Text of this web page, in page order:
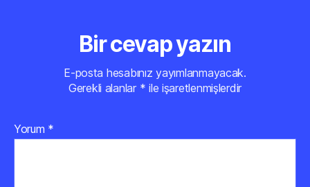
Bir cevap yazın
E-posta hesabınız yayımlanmayacak.
Gerekli alanlar * ile işaretlenmişlerdir
Yorum *